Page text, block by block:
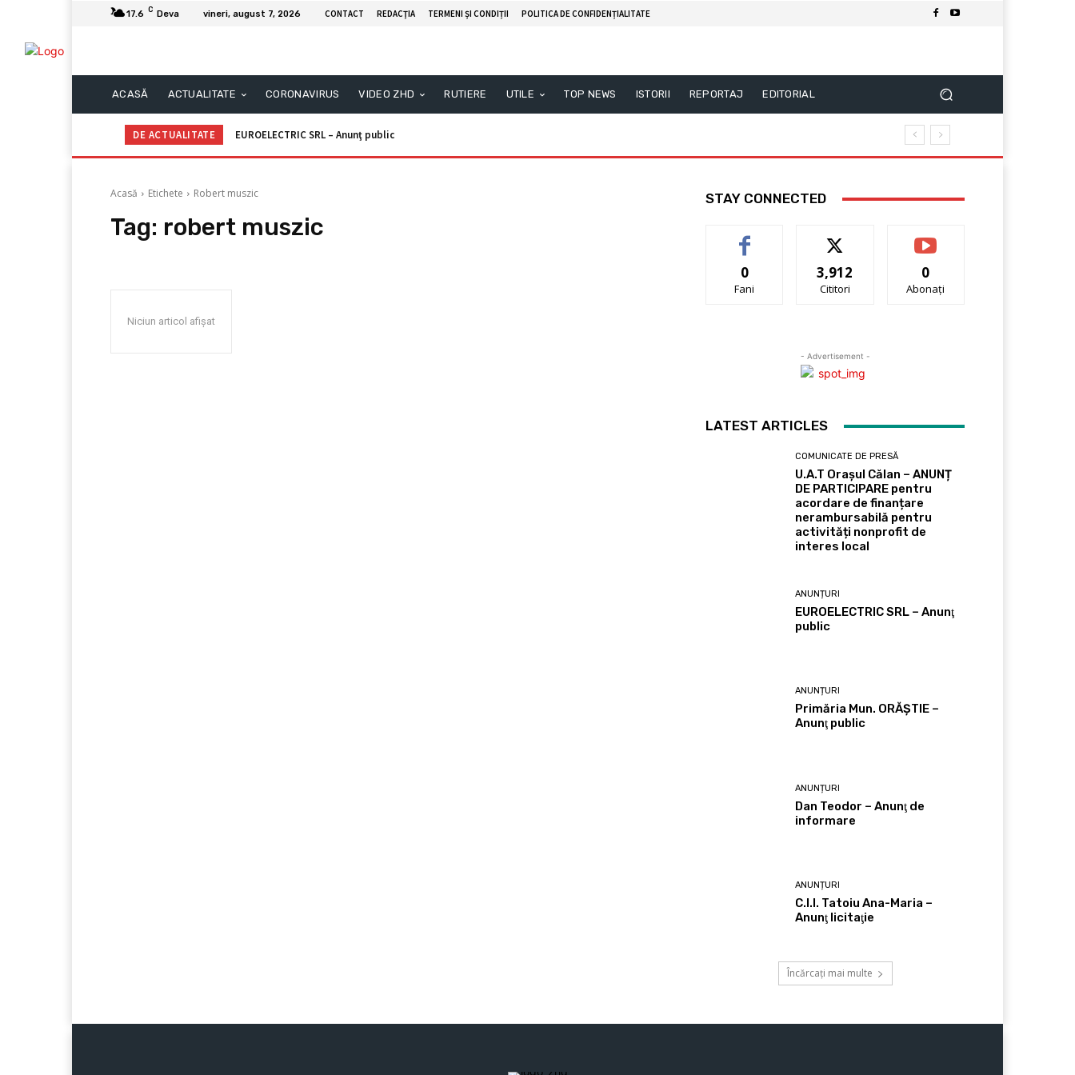
17.6 C Deva vineri, august 7, 2026 CONTACT REDACŢIA TERMENI ȘI CONDIȚII POLITICA DE CONFIDENȚIALITATE
ACASĂ ACTUALITATE CORONAVIRUS VIDEO ZHD RUTIERE UTILE TOP NEWS ISTORII REPORTAJ EDITORIAL
DE ACTUALITATE EUROELECTRIC SRL – Anunţ public
Acasă Etichete Robert muszic
Tag: robert muszic
Niciun articol afișat
STAY CONNECTED
0
Fani
3,912
Cititori
0
Abonați
- Advertisement -
LATEST ARTICLES
COMUNICATE DE PRESĂ
U.A.T Orașul Călan – ANUNȚ
DE PARTICIPARE pentru
acordare de finanțare
nerambursabilă pentru
activități nonprofit de
interes local
ANUNȚURI
EUROELECTRIC SRL – Anunţ
public
ANUNȚURI
Primăria Mun. ORĂȘTIE –
Anunţ public
ANUNȚURI
Dan Teodor – Anunţ de
informare
ANUNȚURI
C.I.I. Tatoiu Ana-Maria –
Anunţ licitaţie
Încărcați mai multe